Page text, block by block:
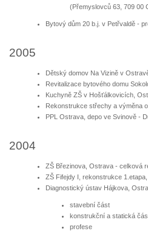
(Přemyslovců 63, 709 00
Bytový dům 20 b.j. v Petřvaldě -
2005
Dětský domov Na Vizině v
Revitalizace bytového domu
Kuchyně ZŠ v Hošťálkovicích,
Rekonstrukce střechy a výměna
PPL Ostrava, depo ve Svinově -
2004
ZŠ Březinova, Ostrava - celková
ZŠ Fifejdy I, rekonstrukce
Diagnostický ústav Hájkova,
stavební část
konstrukční a statická
profese